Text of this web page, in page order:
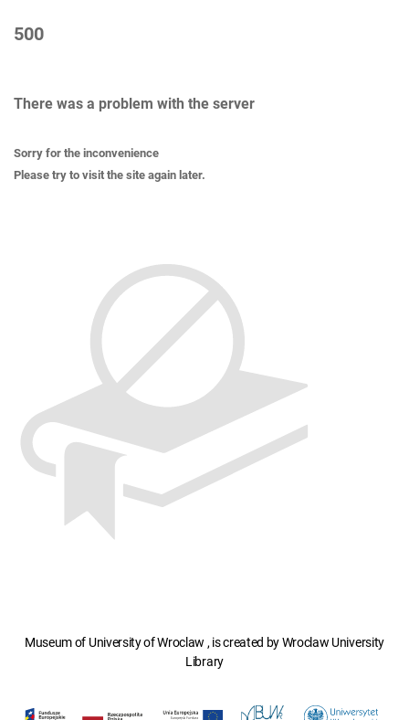
500
There was a problem with the server
Sorry for the inconvenience
Please try to visit the site again later.
Museum of University of Wroclaw , is created by Wroclaw University
Library